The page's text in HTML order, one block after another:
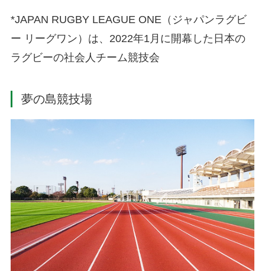
*JAPAN RUGBY LEAGUE ONE（ジャパンラグビ
ー リーグワン）は、2022年1月に開幕した日本の
ラグビーの社会人チーム競技会
夢の島競技場